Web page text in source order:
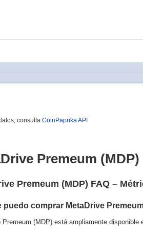
consulta CoinPaprika API
Premeum (MDP)
Premeum (MDP) FAQ –
puedo comprar MetaDrive
Premeum (MDP) está ampliamente